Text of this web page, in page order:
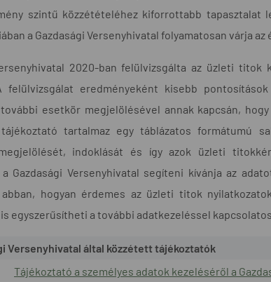
szintű közzétételéhez kiforrottabb
a Gazdasági Versenyhivatal folyamatosan várja
2020-ban felülvizsgálta az üzleti
felülvizsgálat eredményeként kisebb
esetkör megjelölésével annak kapcsán,
tartalmaz egy táblázatos formátumú
indoklását és így azok üzleti
a Gazdasági Versenyhivatal segíteni kívánja az
hogyan érdemes az üzleti titok
egyszerűsítheti a további adatkezeléssel
Versenyhivatal által közzétett tájékoztatók
Tájékoztató a személyes adatok kezeléséről a